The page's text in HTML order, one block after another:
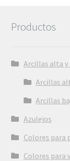
Productos
Arcillas alta
Arcillas
Arcillas
Azulejos
Colores para
Colores para